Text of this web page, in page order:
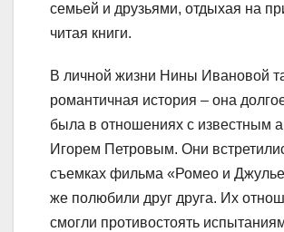
семьей и друзьями, отдыхая на
читая книги.
В личной жизни Нины Ивановой
романтичная история – она
была в отношениях с известным
Игорем Петровым. Они
съемках фильма «Ромео и
же полюбили друг друга. Их
смогли противостоять